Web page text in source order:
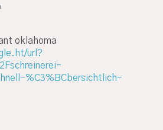
oklahoma
url?
%C3%BCbersichtlich-